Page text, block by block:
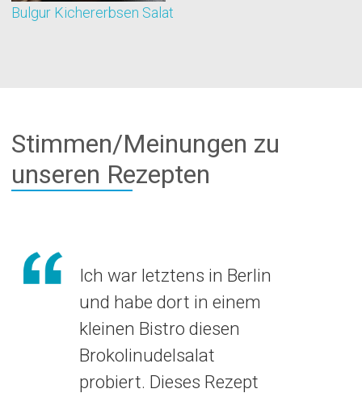
Bulgur Kichererbsen Salat
Stimmen/Meinungen zu
unseren Rezepten
Ich war letztens in Berlin
und habe dort in einem
kleinen Bistro diesen
Brokolinudelsalat
probiert. Dieses Rezept